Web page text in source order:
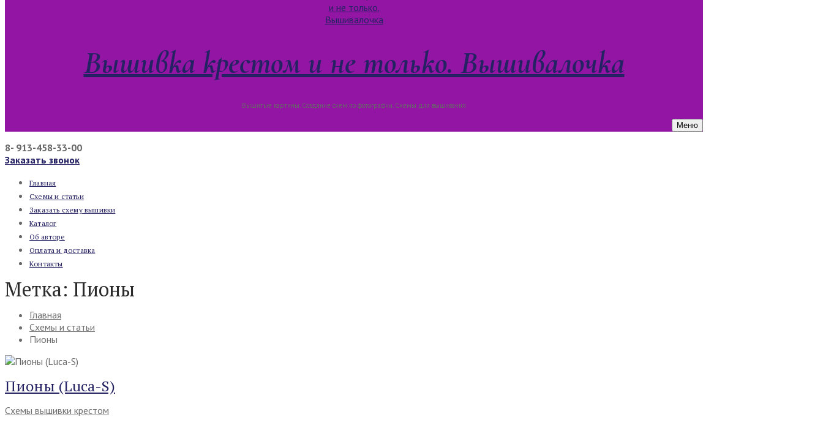
Вышивка крестом и не только. Вышивалочка
Вышитые картины. Создание схем по фотографии. Схемы для вышивания
Меню
8- 913-458-33-00
Заказать звонок
Главная
Схемы и статьи
Заказать схему вышивки
Каталог
Об авторе
Оплата и доставка
Контакты
Метка: Пионы
Главная
Схемы и статьи
Пионы
Пионы (Luca-S)
Схемы вышивки крестом